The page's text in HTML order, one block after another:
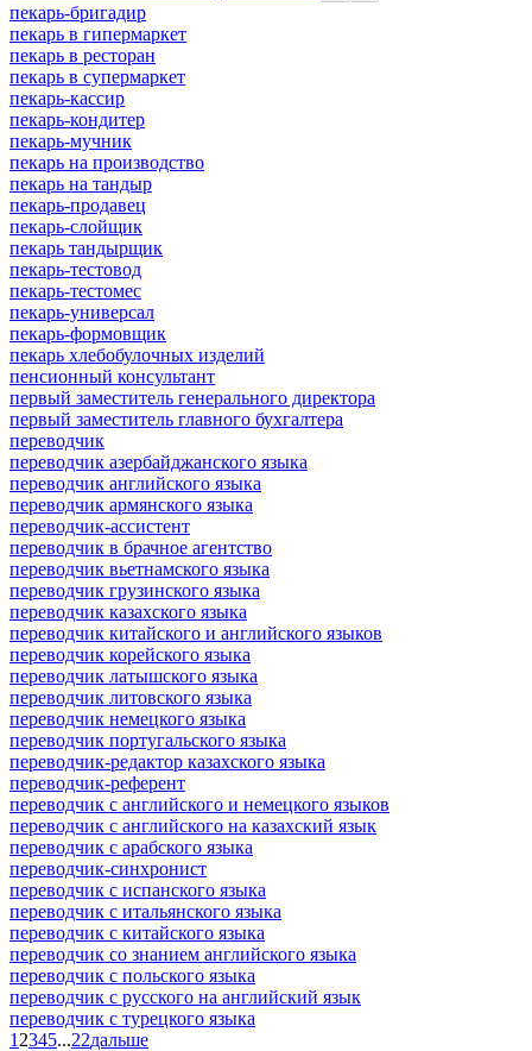
пекарь-бригадир
пекарь в гипермаркет
пекарь в ресторан
пекарь в супермаркет
пекарь-кассир
пекарь-кондитер
пекарь-мучник
пекарь на производство
пекарь на тандыр
пекарь-продавец
пекарь-слойщик
пекарь тандырщик
пекарь-тестовод
пекарь-тестомес
пекарь-универсал
пекарь-формовщик
пекарь хлебобулочных изделий
пенсионный консультант
первый заместитель генерального директора
первый заместитель главного бухгалтера
переводчик
переводчик азербайджанского языка
переводчик английского языка
переводчик армянского языка
переводчик-ассистент
переводчик в брачное агентство
переводчик вьетнамского языка
переводчик грузинского языка
переводчик казахского языка
переводчик китайского и английского языков
переводчик корейского языка
переводчик латышского языка
переводчик литовского языка
переводчик немецкого языка
переводчик португальского языка
переводчик-редактор казахского языка
переводчик-референт
переводчик с английского и немецкого языков
переводчик с английского на казахский язык
переводчик с арабского языка
переводчик-синхронист
переводчик с испанского языка
переводчик с итальянского языка
переводчик с китайского языка
переводчик со знанием английского языка
переводчик с польского языка
переводчик с русского на английский язык
переводчик с турецкого языка
1 2345...22дальше